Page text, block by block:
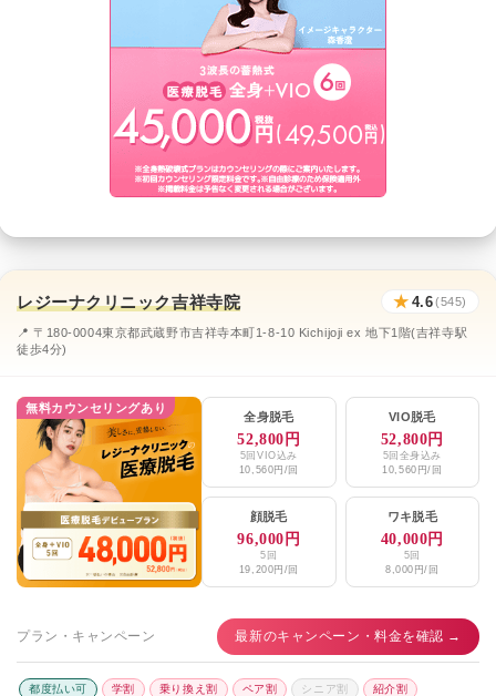
レジーナクリニック吉祥寺院 ★ 4.6(545)
📍 〒180-0004東京都武蔵野市吉祥寺本町1-8-10 Kichijoji ex 地下1階(吉祥寺駅
徒歩4分)
無料カウンセリングあり
全身脱毛
52,800円
5回VIO込み
10,560円/回
VIO脱毛
52,800円
5回全身込み
10,560円/回
顔脱毛
96,000円
5回
19,200円/回
ワキ脱毛
40,000円
5回
8,000円/回
プラン・キャンペーン 最新のキャンペーン・料金を確認 →
都度払い可 学割 乗り換え割 ペア割 シニア割 紹介割